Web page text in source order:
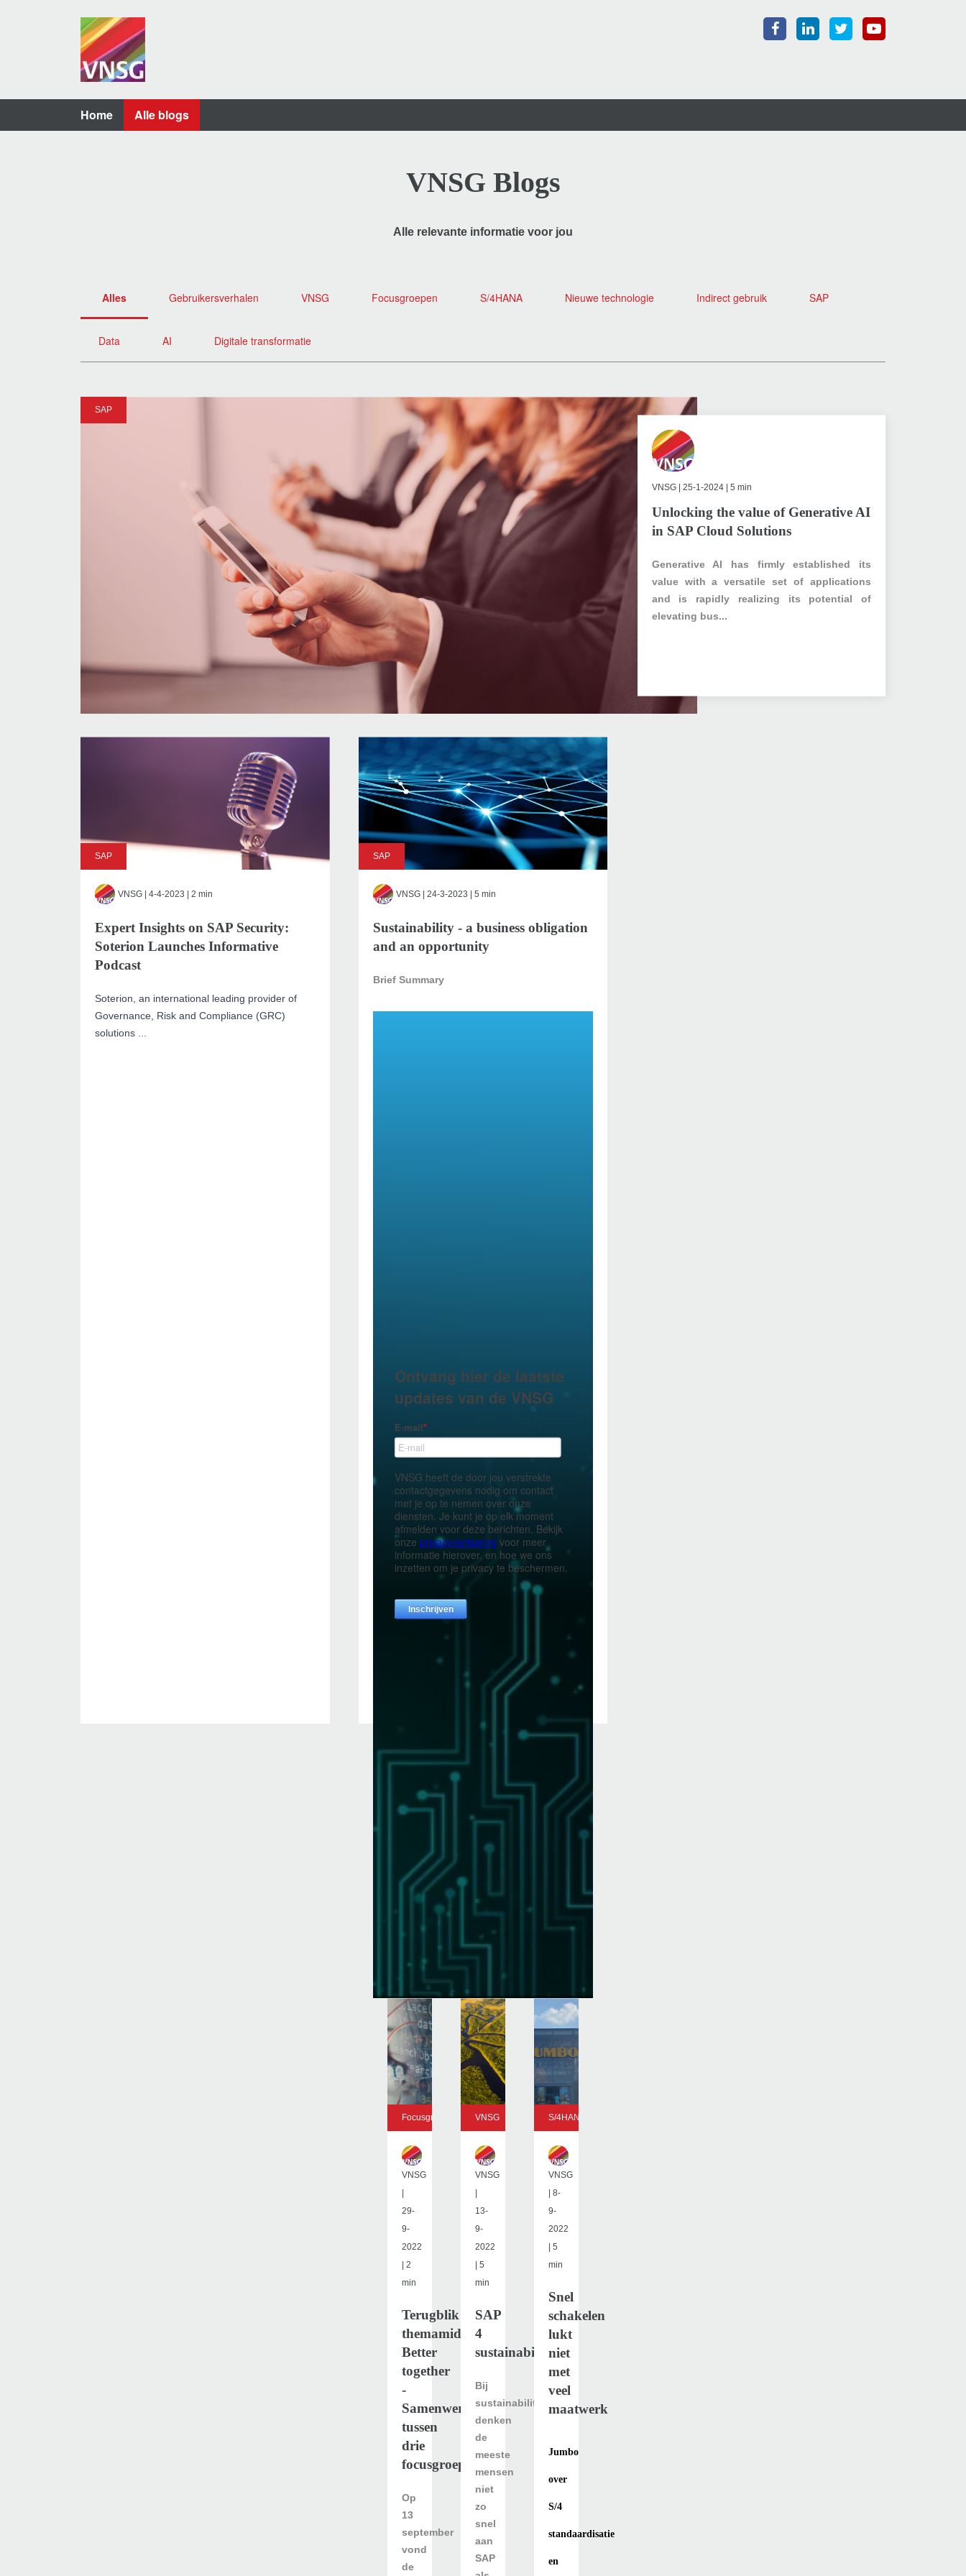
Home Alle blogs
VNSG Blogs
Alle relevante informatie voor jou
Alles Gebruikersverhalen VNSG Focusgroepen S/4HANA Nieuwe technologie Indirect gebruik SAP
Data AI Digitale transformatie
SAP
VNSG| 25-1-2024 | 5 min
Unlocking the value of Generative AI
in SAP Cloud Solutions
Generative AI has firmly established its
value with a versatile set of applications
and is rapidly realizing its potential of
elevating bus...
SAP
VNSG | 4-4-2023 | 2 min
Expert Insights on SAP Security:
Soterion Launches Informative
Podcast
Soterion, an international leading provider of
Governance, Risk and Compliance (GRC)
solutions ...
SAP
VNSG| 24-3-2023 | 5 min
Sustainability - a business obligation
and an opportunity
Brief Summary
Focusgroepen
VNSG
29-
9-
2022
| 2
min
Terugblik
themamiddag
Better
together
-
Samenwerking
tussen
drie
focusgroepen
Op
13
september
vond
de
VNSG
VNSG
13-
9-
2022
| 5
min
SAP
4
sustainability
Bij
sustainability
denken
de
meeste
mensen
niet
zo
snel
aan
SAP
S/4HANA
VNSG
| 8-
9-
2022
| 5
min
Snel
schakelen
lukt
niet
met
veel
maatwerk
Jumbo
over
S/4
standaardisatie
en